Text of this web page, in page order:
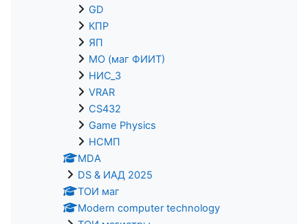
GD
КПР
ЯП
МО (маг ФИИТ)
НИС_3
VRAR
CS432
Game Physics
НСМП
MDA
DS & ИАД 2025
ТОИ маг
Modern computer technology